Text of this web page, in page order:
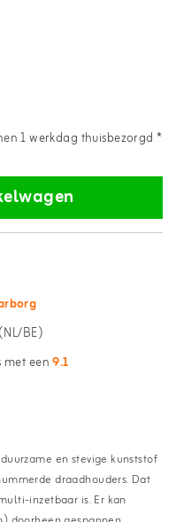
1 werkdag thuisbezorgd *
BE)
met een9.1
en stevige kunststof
draadhouders. Dat
inzetbaar is. Er kan